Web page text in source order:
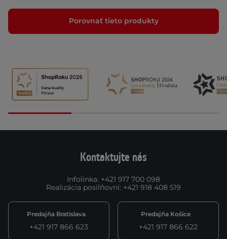
Porovnať tieto produkty
Kontaktujte nás
Infolinka: +421 917 700 098
Realizácia posilňovní: +421 918 408 519
Predajňa Bratislava
+421 917 866 623
Predajňa Košice
+421 917 866 622